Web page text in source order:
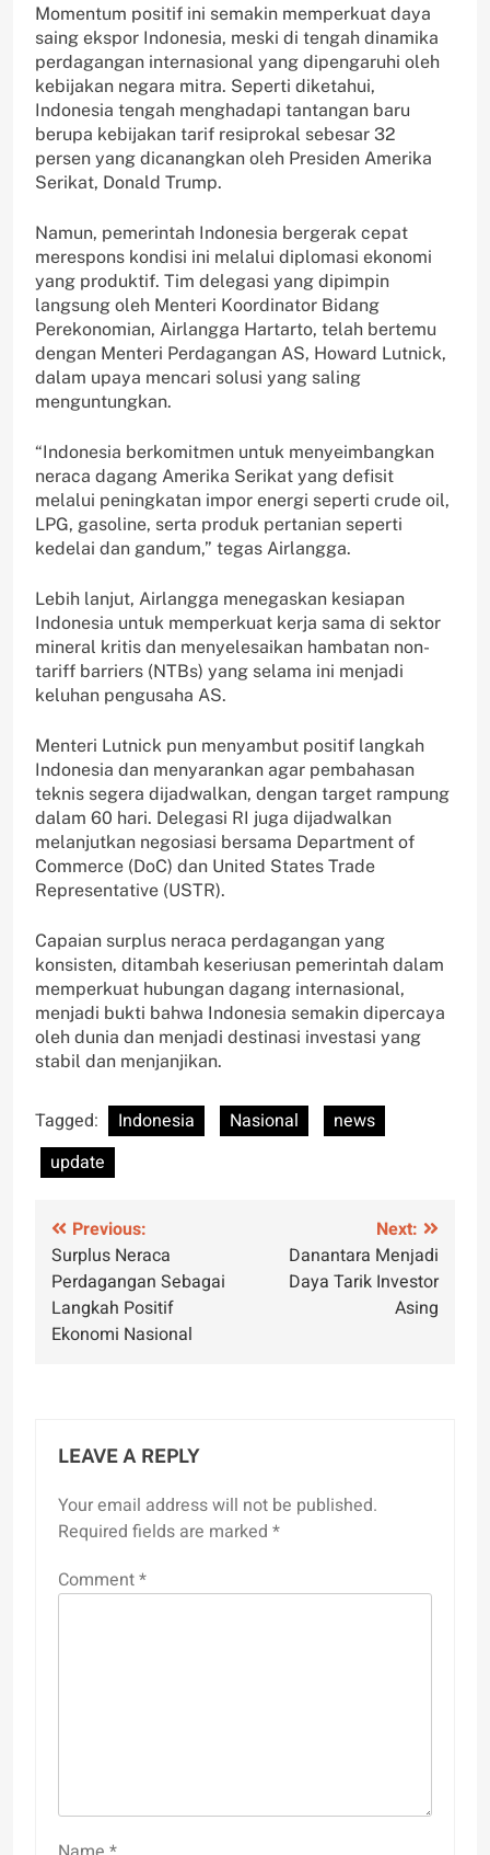
Momentum positif ini semakin memperkuat daya
saing ekspor Indonesia, meski di tengah dinamika
perdagangan internasional yang dipengaruhi oleh
kebijakan negara mitra. Seperti diketahui,
Indonesia tengah menghadapi tantangan baru
berupa kebijakan tarif resiprokal sebesar 32
persen yang dicanangkan oleh Presiden Amerika
Serikat, Donald Trump.
Namun, pemerintah Indonesia bergerak cepat
merespons kondisi ini melalui diplomasi ekonomi
yang produktif. Tim delegasi yang dipimpin
langsung oleh Menteri Koordinator Bidang
Perekonomian, Airlangga Hartarto, telah bertemu
dengan Menteri Perdagangan AS, Howard Lutnick,
dalam upaya mencari solusi yang saling
menguntungkan.
“Indonesia berkomitmen untuk menyeimbangkan
neraca dagang Amerika Serikat yang defisit
melalui peningkatan impor energi seperti crude oil,
LPG, gasoline, serta produk pertanian seperti
kedelai dan gandum,” tegas Airlangga.
Lebih lanjut, Airlangga menegaskan kesiapan
Indonesia untuk memperkuat kerja sama di sektor
mineral kritis dan menyelesaikan hambatan non-
tariff barriers (NTBs) yang selama ini menjadi
keluhan pengusaha AS.
Menteri Lutnick pun menyambut positif langkah
Indonesia dan menyarankan agar pembahasan
teknis segera dijadwalkan, dengan target rampung
dalam 60 hari. Delegasi RI juga dijadwalkan
melanjutkan negosiasi bersama Department of
Commerce (DoC) dan United States Trade
Representative (USTR).
Capaian surplus neraca perdagangan yang
konsisten, ditambah keseriusan pemerintah dalam
memperkuat hubungan dagang internasional,
menjadi bukti bahwa Indonesia semakin dipercaya
oleh dunia dan menjadi destinasi investasi yang
stabil dan menjanjikan.
Tagged: Indonesia Nasional
news
update
Post
navigation
Previous:
Surplus Neraca
Perdagangan Sebagai
Langkah Positif
Ekonomi Nasional
Next:
Danantara Menjadi
Daya Tarik Investor
Asing
LEAVE A REPLY
Your email address will not be published.
Required fields are marked *
Comment*